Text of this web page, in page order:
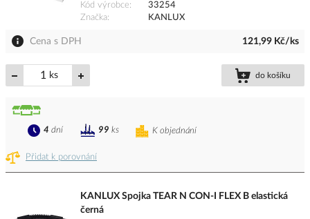
Kód výrobce
33254
Značka
KANLUX
Cena s DPH 121,99 Kč/ks
ks do košíku
Přidat k porovnání
K objednání
4 dní 99 ks
KANLUX Spojka TEAR N CON-I FLEX B elastická
černá